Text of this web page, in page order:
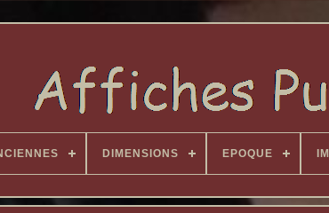
DIMENSIONS EPOQUE